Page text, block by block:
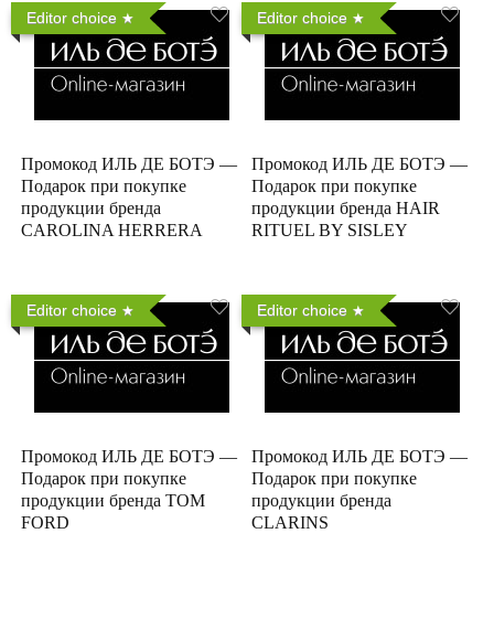
Editor choice
Промокод ИЛЬ ДЕ БОТЭ —
Подарок при покупке
продукции бренда
CAROLINA HERRERA
Editor choice
Промокод ИЛЬ ДЕ БОТЭ —
Подарок при покупке
продукции бренда HAIR
RITUEL BY SISLEY
Editor choice
Промокод ИЛЬ ДЕ БОТЭ —
Подарок при покупке
продукции бренда TOM
FORD
Editor choice
Промокод ИЛЬ ДЕ БОТЭ —
Подарок при покупке
продукции бренда
CLARINS